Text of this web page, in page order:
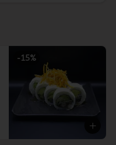
-15%